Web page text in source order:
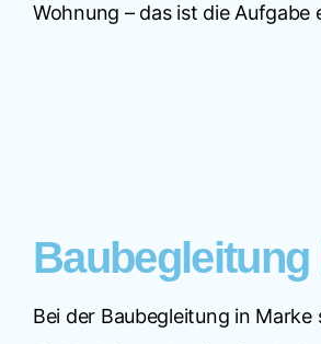
Wohnung – das ist die Aufgabe
Baubegleitung
Bei der Baubegleitung in